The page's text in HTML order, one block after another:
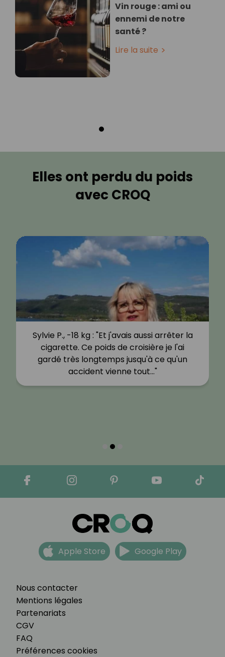
Vin rouge : ami ou
ennemi de notre
santé ?
Lire la suite
Elles ont perdu du poids
avec CROQ
Sylvie P., -18 kg : "Et j'avais aussi arrêter la
cigarette. Ce poids de croisière je l'ai
gardé très longtemps jusqu'à ce qu'un
accident vienne tout…"
Nous contacter
Mentions légales
Partenariats
CGV
FAQ
Préférences cookies
Apple Store Google Play